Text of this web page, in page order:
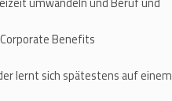
Benefits
lernt sich spätestens auf einem